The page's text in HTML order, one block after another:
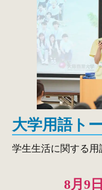
大学用語ト
学生生活に関する用
8月9